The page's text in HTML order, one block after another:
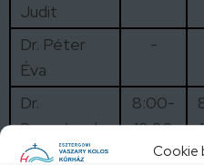
Cookie
Judit
Dr. Péter
Éva
-
Dr.
Szervánszky
Noémi
8:00-
13:00